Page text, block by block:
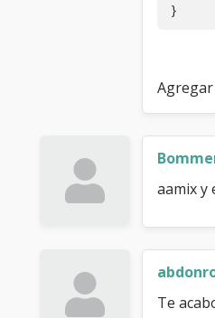
}
aamix y
Te